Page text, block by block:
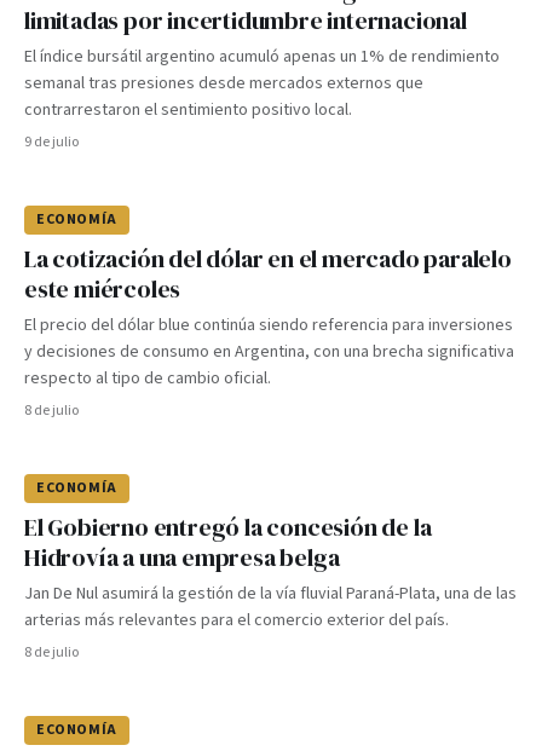
limitadas por incertidumbre internacional
El índice bursátil argentino acumuló apenas un 1% de rendimiento
semanal tras presiones desde mercados externos que
contrarrestaron el sentimiento positivo local.
9 de julio
ECONOMÍA
La cotización del dólar en el mercado paralelo
este miércoles
El precio del dólar blue continúa siendo referencia para inversiones
y decisiones de consumo en Argentina, con una brecha significativa
respecto al tipo de cambio oficial.
8 de julio
ECONOMÍA
El Gobierno entregó la concesión de la
Hidrovía a una empresa belga
Jan De Nul asumirá la gestión de la vía fluvial Paraná-Plata, una de las
arterias más relevantes para el comercio exterior del país.
8 de julio
ECONOMÍA